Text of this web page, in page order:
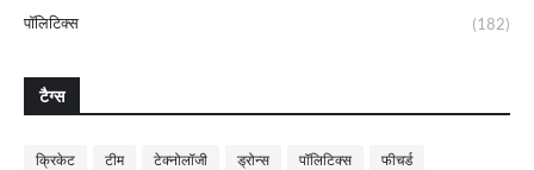
पॉलिटिक्स
(182)
टैग्स
क्रिकेट टीम टेक्नोलॉजी ड्रोन्स पॉलिटिक्स फीचर्ड